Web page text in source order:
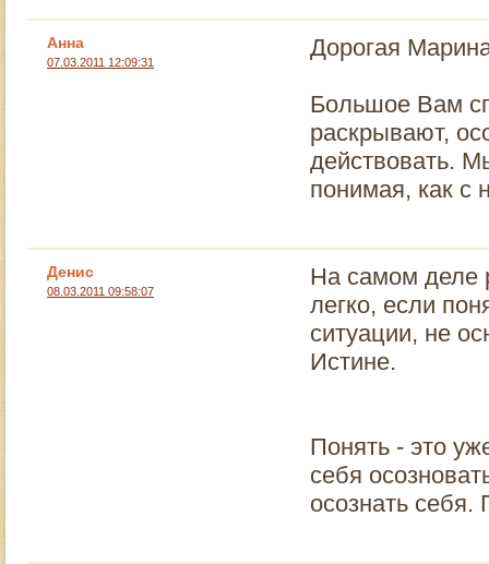
Анна
07.03.2011 12:09:31
Дорогая
Большое Вам
раскрывают,
действовать.
понимая, как с
Денис
08.03.2011 09:58:07
На самом деле
легко, если
ситуации, не
Истине.
Понять - это
себя
осознать себя.